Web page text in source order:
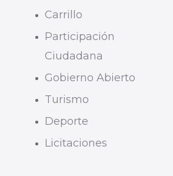
Carrillo
Participación
Ciudadana
Gobierno Abierto
Turismo
Deporte
Licitaciones